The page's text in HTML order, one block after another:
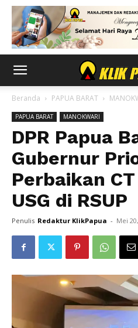
Beranda PAPUA BARAT
PAPUA BARAT MANOKWARI
DPR Papua
Gubernur
Perbaikan
USG di RSUP
Penulis Redaktur KlikPapua - Mei